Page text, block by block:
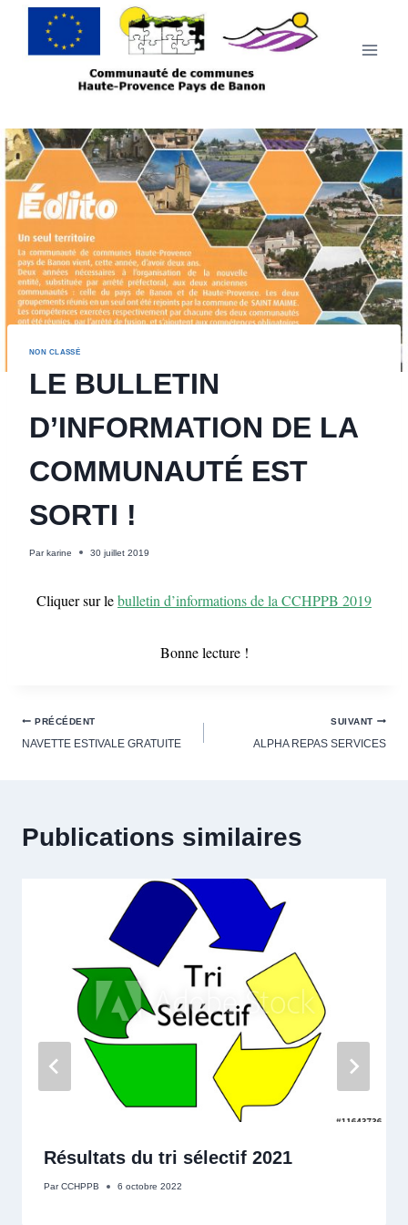
NON CLASSÉ
LE BULLETIN
D’INFORMATION DE LA
COMMUNAUTÉ EST
SORTI !
Par karine 30 juillet 2019
Cliquer sur lebulletin d’informations de la CCHPPB 2019
Bonne lecture !
PRÉCÉDENT
NAVETTE ESTIVALE GRATUITE
SUIVANT
ALPHA REPAS SERVICES
Publications similaires
Résultats du tri sélectif 2021
Par CCHPPB 6 octobre 2022